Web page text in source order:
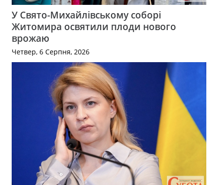
У Свято-Михайлівському соборі
Житомира освятили плоди нового
врожаю
Четвер, 6 Серпня, 2026